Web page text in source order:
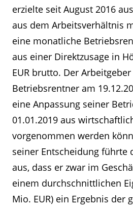
erzielte seit August 2016
aus dem Arbeitsverhältnis
eine monatliche
aus einer Direktzusage in
EUR brutto. Der
Betriebsrentner am
eine Anpassung seiner
01.01.2019 aus
vorgenommen werden
seiner Entscheidung führte
aus, dass er zwar im
einem durchschnittlichen
Mio. EUR) ein Ergebnis der